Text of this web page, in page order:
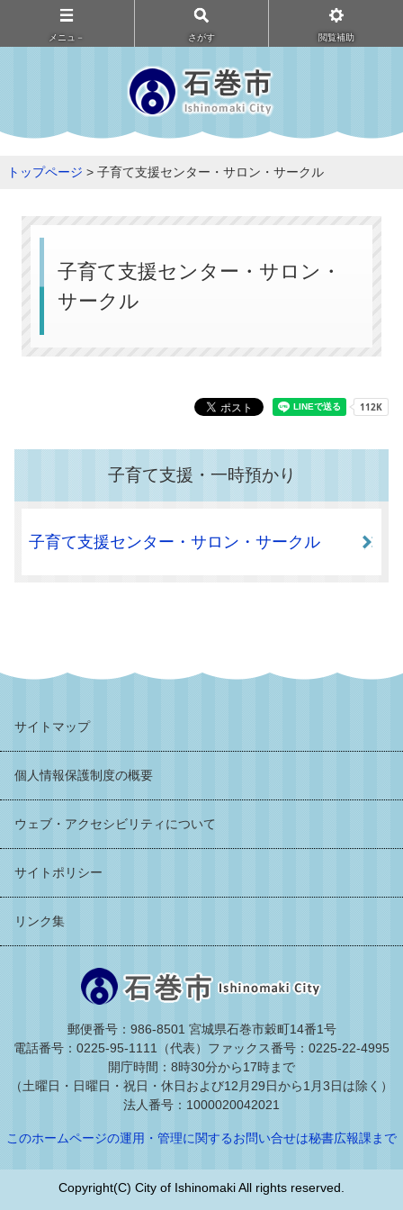
メニュ－ さがす 閲覧補助
トップページ > 子育て支援センター・サロン・サークル
子育て支援センター・サロン・
サークル
子育て支援・一時預かり
子育て支援センター・サロン・サークル
サイトマップ
個人情報保護制度の概要
ウェブ・アクセシビリティについて
サイトポリシー
リンク集
郵便番号：986-8501 宮城県石巻市穀町14番1号
電話番号：0225-95-1111（代表） ファックス番号：0225-22-4995
開庁時間：8時30分から17時まで
（土曜日・日曜日・祝日・休日および12月29日から1月3日は除く）
法人番号：1000020042021
このホームページの運用・管理に関するお問い合せは秘書広報課まで
Copyright(C) City of Ishinomaki All rights reserved.